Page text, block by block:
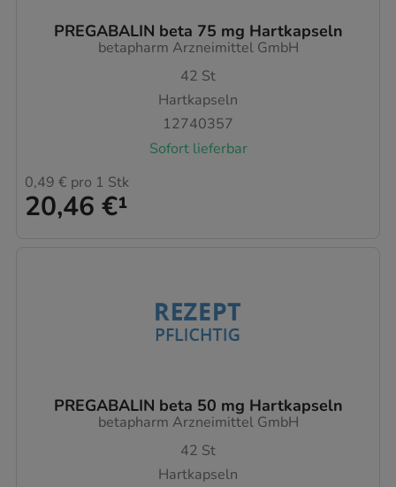
PREGABALIN beta 75 mg Hartkapseln
betapharm Arzneimittel GmbH
42 St
Hartkapseln
12740357
Sofort lieferbar
20,46 €¹
0,49 € pro 1 Stk
PREGABALIN beta 50 mg Hartkapseln
betapharm Arzneimittel GmbH
42 St
Hartkapseln